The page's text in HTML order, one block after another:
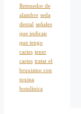
Retenedor de
alambre seda
dental señales
que indican
que tengo
caries tener
caries tratar el
bruxismo con
toxina
botulínica